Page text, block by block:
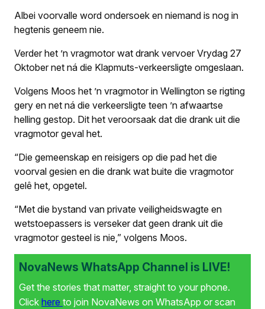
Albei voorvalle word ondersoek en niemand is nog in
hegtenis geneem nie.
Verder het ’n vragmotor wat drank vervoer Vrydag 27
Oktober net ná die Klapmuts-verkeersligte omgeslaan.
Volgens Moos het ’n vragmotor in Wellington se rigting
gery en net ná die verkeersligte teen ’n afwaartse
helling gestop. Dit het veroorsaak dat die drank uit die
vragmotor geval het.
“Die gemeenskap en reisigers op die pad het die
voorval gesien en die drank wat buite die vragmotor
gelê het, opgetel.
“Met die bystand van private veiligheidswagte en
wetstoepassers is verseker dat geen drank uit die
vragmotor gesteel is nie,” volgens Moos.
NovaNews WhatsApp Channel is LIVE!
Get the stories that matter, straight to your phone.
Click here to join NovaNews on WhatsApp or scan